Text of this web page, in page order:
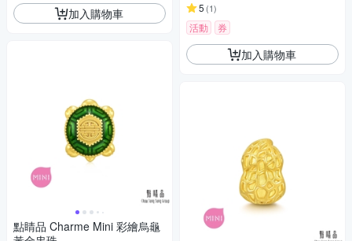
加入購物車
點睛品 Charme Mini 彩繪烏龜
5 (1)
活動 券
加入購物車